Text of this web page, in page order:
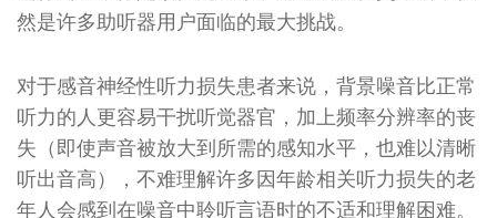
然是许多助听器用户面临的最大挑战。
对于感音神经性听力损失患者来说，背景噪音比正常
听力的人更容易干扰听觉器官，加上频率分辨率的丧
失（即使声音被放大到所需的感知水平，也难以清晰
听出音高），不难理解许多因年龄相关听力损失的老
年人会感到在噪音中聆听言语时的不适和理解困难。